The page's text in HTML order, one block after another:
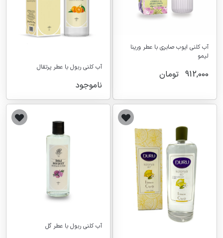
آب کلنی ایوب صابری با عطر ورینا
لیمو
912,000 تومان
آب کلنی ربول با عطر پرتقال
ناموجود
آب کلنی ربول با عطر گل